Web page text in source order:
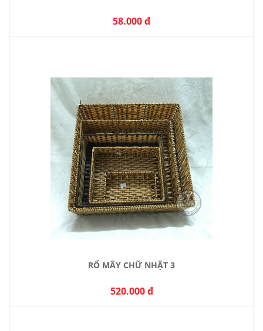
58.000 đ
RỔ MÂY CHỮ NHẬT 3
520.000 đ